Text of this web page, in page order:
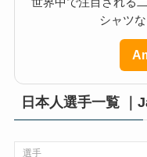
シャツ
日本人選手一覧 ｜
選手